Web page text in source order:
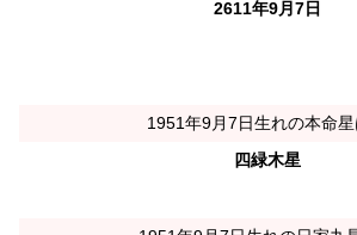
2611年9月7日
1951年9月7日生れの本命星
四緑木星